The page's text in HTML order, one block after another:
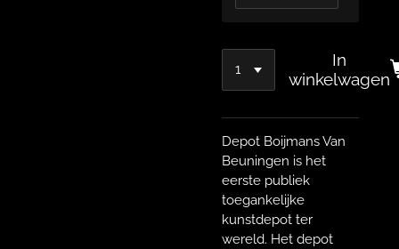
In
winkelwagen
Depot Boijmans Van
Beuningen is het
eerste publiek
toegankelijke
kunstdepot ter
wereld. Het depot